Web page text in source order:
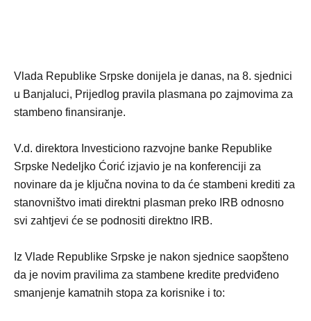
Vlada Republike Srpske donijela je danas, na 8. sjednici
u Banjaluci, Prijedlog pravila plasmana po zajmovima za
stambeno finansiranje.
V.d. direktora Investiciono razvojne banke Republike
Srpske Nedeljko Ćorić izjavio je na konferenciji za
novinare da je ključna novina to da će stambeni krediti za
stanovništvo imati direktni plasman preko IRB odnosno
svi zahtjevi će se podnositi direktno IRB.
Iz Vlade Republike Srpske je nakon sjednice saopšteno
da je novim pravilima za stambene kredite predviđeno
smanjenje kamatnih stopa za korisnike i to: